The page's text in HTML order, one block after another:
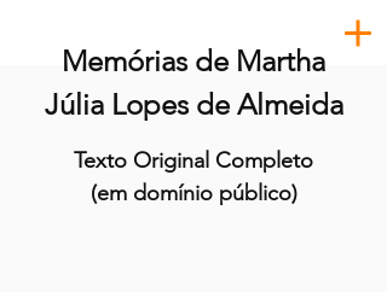
Memórias de Martha
Júlia Lopes de Almeida
Texto Original Completo
(em domínio público)